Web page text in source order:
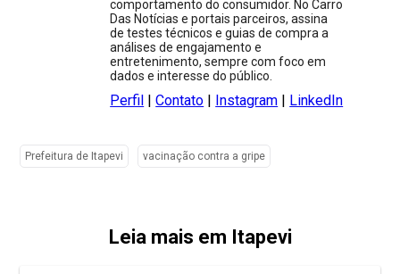
comportamento do consumidor. No Carro
Das Notícias e portais parceiros, assina
de testes técnicos e guias de compra a
análises de engajamento e
entretenimento, sempre com foco em
dados e interesse do público.
Perfil |Contato | Instagram | LinkedIn
Prefeitura de Itapevi vacinação contra a gripe
Leia mais em Itapevi